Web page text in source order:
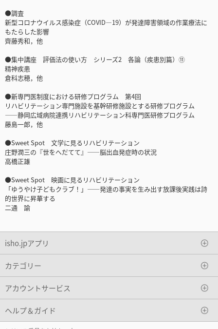
●調査
新型コロナウイルス感染症（COVID—19）が発達障害領域の作業療法に
もたらした影響
齊藤秀和，他
●集中講座 評価法の使い方 シリーズ2 各論（疾患別篇）⑪
精神疾患
倉科志穂，他
●新専門医制度における研修プログラム 第4回
リハビリテーション専門施設を基幹研修施設とする研修プログラム
――静岡広域病院連携リハビリテーション科専門医研修プログラム
藤島一郎，他
●Sweet Spot 文学に見るリハビリテーション
庄野潤三の『世をへだてて』――脳出血発症時の状況
高橋正雄
●Sweet Spot 映画に見るリハビリテーション
「ゆうやけ子どもクラブ！」――発達の事実を生み出す放課後実践は詩
的世界に昇華する
二通 諭
isho.jpアプリ
カテゴリー
アカウントサービス
ヘルプ＆ガイド